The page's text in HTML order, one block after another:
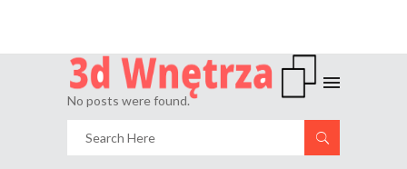
No posts were found.